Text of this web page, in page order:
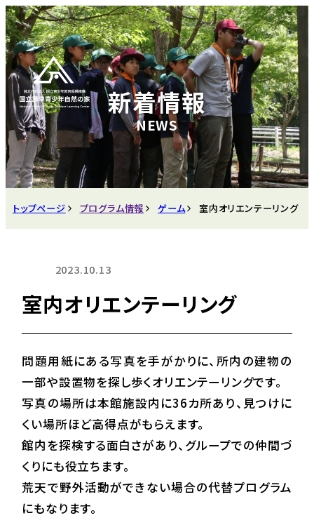
新着情報
トップページ プログラム情報 ゲーム 室内オリエンテーリング
2023.10.13
室内オリエンテーリング
問題用紙にある写真を手がかりに、所内の建物の
一部や設置物を探し歩くオリエンテーリングです。
写真の場所は本館施設内に36カ所あり、見つけに
くい場所ほど高得点がもらえます。
館内を探検する面白さがあり、グループでの仲間づ
くりにも役立ちます。
荒天で野外活動ができない場合の代替プログラム
にもなります。